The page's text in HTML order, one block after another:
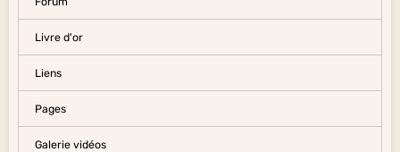
Livre d'or
Liens
Pages
Galerie vidéos